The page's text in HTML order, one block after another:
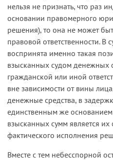
нельзя не признать, что раз
основании правомерного
решения), то она не может
правовой ответственности. В
воспринята именно такая
взысканных судом денежных
гражданской или иной
вне зависимости от вины
денежные средства, в
единственным же
взысканных сумм является
фактического исполнения
Вместе с тем небесспорной